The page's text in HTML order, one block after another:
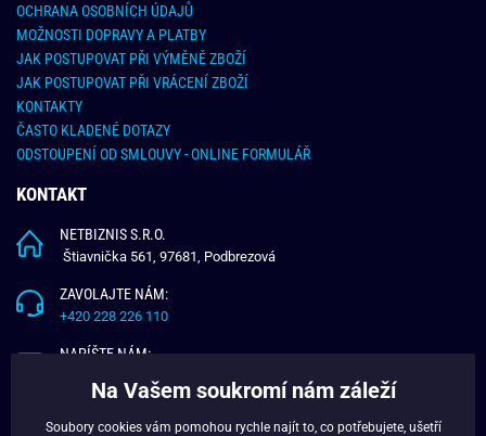
OCHRANA OSOBNÍCH ÚDAJŮ
MOŽNOSTI DOPRAVY A PLATBY
JAK POSTUPOVAT PŘI VÝMĚNĚ ZBOŽÍ
JAK POSTUPOVAT PŘI VRÁCENÍ ZBOŽÍ
KONTAKTY
ČASTO KLADENÉ DOTAZY
ODSTOUPENÍ OD SMLOUVY - ONLINE FORMULÁŘ
KONTAKT
NETBIZNIS S.R.O.
Štiavnička 561, 97681, Podbrezová
ZAVOLAJTE NÁM:
+420 228 226 110
NAPÍŠTE NÁM:
Na Vašem soukromí nám záleží
Soubory cookies vám pomohou rychle najít to, co potřebujete, ušetří